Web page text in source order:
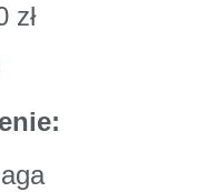
zł